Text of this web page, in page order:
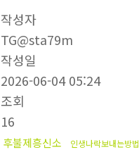
작성자
TG@sta79m
작성일
2026-06-04 05:24
조회
16
후불제흥신소 인생나락보내는방법